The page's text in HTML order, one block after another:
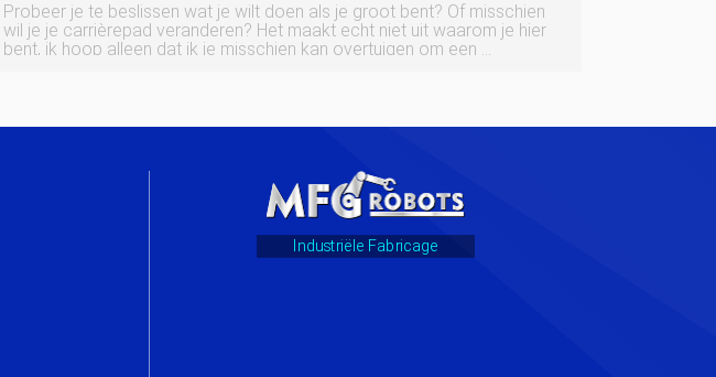
Probeer je te beslissen wat je wilt doen als je groot bent? Of misschien
wil je je carrièrepad veranderen? Het maakt echt niet uit waarom je hier
bent, ik hoop alleen dat ik je misschien kan overtuigen om een ​​
Industriële Fabricage